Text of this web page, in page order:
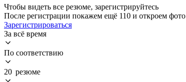
Чтобы видеть все резюме, зарегистрируйтесь
После регистрации покажем ещё 110 и откроем фото
Зарегистрироваться
За всё время
По соответствию
20 резюме